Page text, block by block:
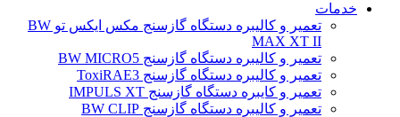
خدمات
تعمیر و کالیبره دستگاه گازسنج مکس ایکس تو BW
MAX XT II
تعمیر و کالیبره دستگاه گازسنج BW MICRO5
تعمیر و کالیبره دستگاه گازسنج ToxiRAE3
تعمیر و کایبره دستگاه گازسنج IMPULS XT
تعمیر و کالیبره دستگاه گازسنج BW CLIP